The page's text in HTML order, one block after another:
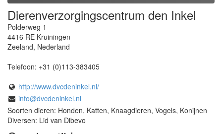
Dierenverzorgingscentrum den Inkel
Polderweg 1
4416 RE Kruiningen
Zeeland, Nederland
Telefoon: +31 (0)113-383405
http://www.dvcdeninkel.nl/
info@dvcdeninkel.nl
Soorten dieren: Honden, Katten, Knaagdieren, Vogels, Konijnen
Diversen: Lid van Dibevo